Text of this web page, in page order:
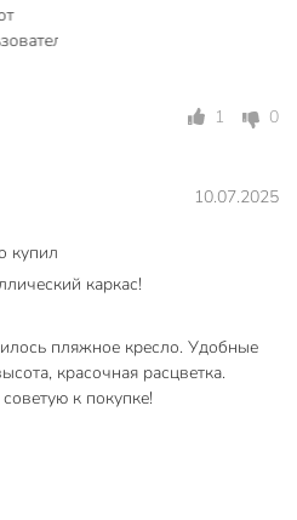
со спинкой
для кемпинга
1.85 кг
6 x 50 x 68 см
1 0
10.07.2025
купил
каркас!
пляжное кресло. Удобные
красочная расцветка.
к покупке!